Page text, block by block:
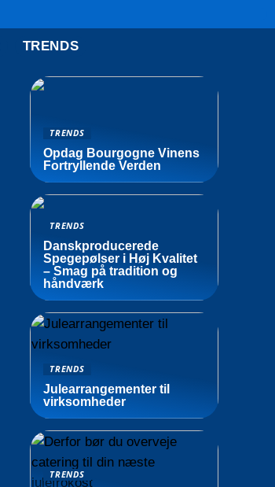
TRENDS
TRENDS
Opdag Bourgogne Vinens
Fortryllende Verden
TRENDS
Danskproducerede
Spegepølser i Høj Kvalitet
– Smag på tradition og
håndværk
TRENDS
Julearrangementer til
virksomheder
TRENDS